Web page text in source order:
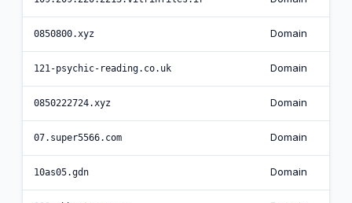
0850800.xyz Domain
121-psychic-reading.co.uk Domain
0850222724.xyz Domain
07.super5566.com Domain
10as05.gdn Domain